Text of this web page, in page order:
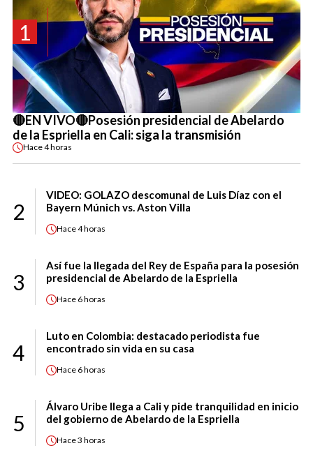
1
🔴EN VIVO🔴Posesión presidencial de Abelardo
de la Espriella en Cali: siga la transmisión
Hace4 horas
2
VIDEO: GOLAZO descomunal de Luis Díaz con el
Bayern Múnich vs. Aston Villa
Hace4 horas
3
Así fue la llegada del Rey de España para la posesión
presidencial de Abelardo de la Espriella
Hace 6 horas
4
Luto en Colombia: destacado periodista fue
encontrado sin vida en su casa
Hace 6 horas
5
Álvaro Uribe llega a Cali y pide tranquilidad en inicio
del gobierno de Abelardo de la Espriella
Hace3 horas